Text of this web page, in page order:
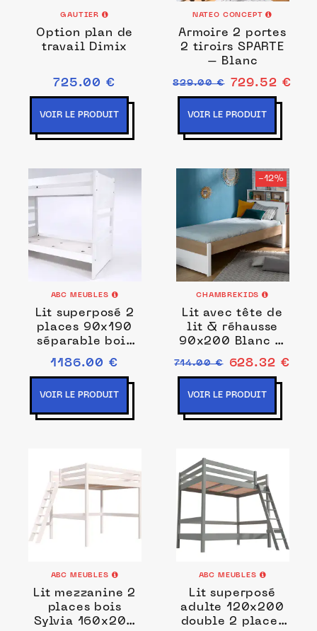
GAUTIER
Option plan de
travail Dimix
725.00 €
VOIR LE PRODUIT
NATEO CONCEPT
Armoire 2 portes
2 tiroirs SPARTE
– Blanc
829.00 € 729.52 €
VOIR LE PRODUIT
ABC MEUBLES
Lit superposé 2
places 90x190
séparable bois
Duo 90x190
1186.00 €
VOIR LE PRODUIT
-12%
CHAMBREKIDS
Lit avec tête de
lit & réhausse
90x200 Blanc &
Bois Nomade
714.00 € 628.32 €
VOIR LE PRODUIT
ABC MEUBLES
Lit mezzanine 2
places bois
Sylvia 160x200
ABC MEUBLES
Lit superposé
adulte 120x200
double 2 places